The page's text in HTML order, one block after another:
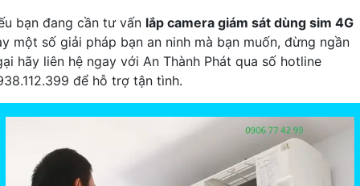
bạn đang cần tư vấn lắp camera giám sát dùng sim 4G
một số giải pháp bạn an ninh mà bạn muốn, đừng ngần
hãy liên hệ ngay với An Thành Phát qua số hotline
để hỗ trợ tận tình.